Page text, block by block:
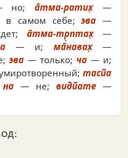
но;а̄тма-ратих̣—
в самом себе;эва —
а̄тма-тр̣птах̣—
— и; ма̄навах̣—
эва — только; ча— и;
тасйа
на— не; видйате—